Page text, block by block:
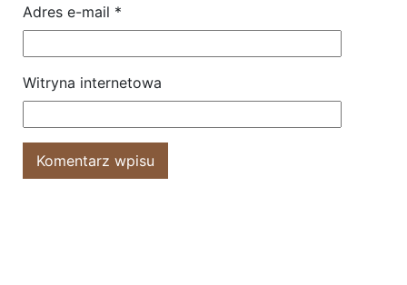
Adres e-mail *
Witryna internetowa